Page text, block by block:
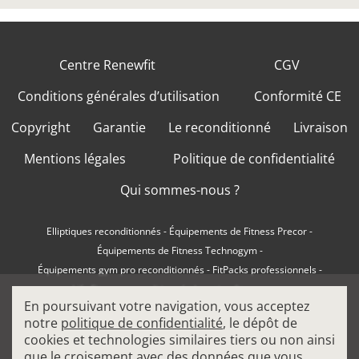
Centre Renewfit
CGV
Conditions générales d’utilisation
Conformité CE
Copyright
Garantie Le reconditionné
Livraison
Mentions légales
Politique de confidentialité
Qui sommes-nous ?
Elliptiques reconditionnés- Équipements de Fitness Precor-
Équipements de Fitness Technogym-
Équipements gym pro reconditionnés- FitPacks professionnels-
Life Fitness reconditionné-Location fitness pro-
Machines à charge libre professionnelles-
Machines de musculation pro-Matériel de Cardio Fitness
Matériel de Fitness Matrix-Matériel de Sport -
En poursuivant votre navigation, vous acceptez
notre politique de confidentialité, le dépôt de
cookies et technologies similaires tiers ou non ainsi